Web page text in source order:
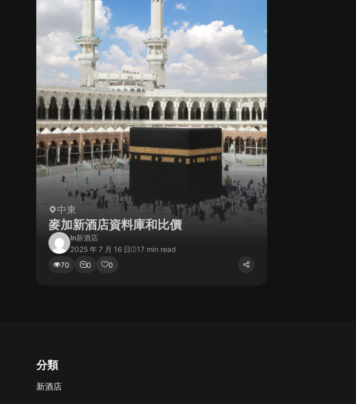
中東
麥加新酒店資料庫和比價
In新酒店
2025 年 7 月 16 日
17 min read
70
0 0
分類
新酒店